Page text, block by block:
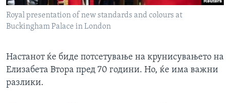
Royal presentation of new standards and colours at
Buckingham Palace in London
Настанот ќе биде потсетување на крунисувањето на
Елизабета Втора пред 70 години. Но, ќе има важни
разлики.